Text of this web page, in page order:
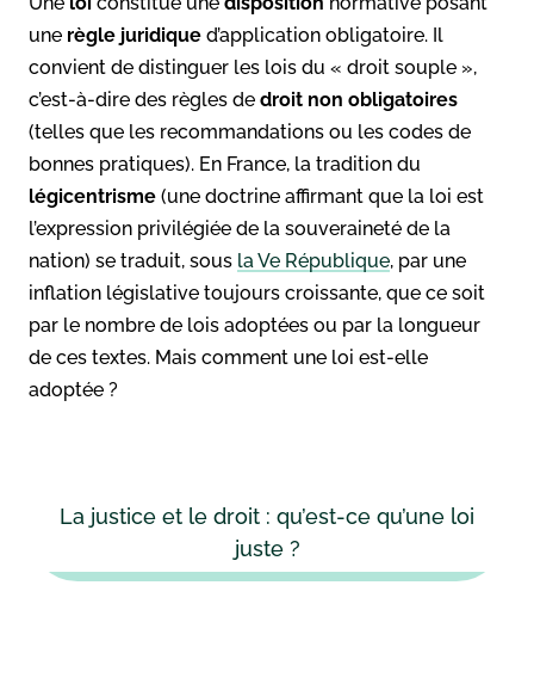
une règle juridique d’application obligatoire. Il
convient de distinguer les lois du « droit souple »,
c’est-à-dire des règles de droit non obligatoires
(telles que les recommandations ou les codes de
bonnes pratiques). En France, la tradition du
légicentrisme (une doctrine affirmant que la loi est
l’expression privilégiée de la souveraineté de la
nation) se traduit, sous la Ve République, par une
inflation législative toujours croissante, que ce soit
par le nombre de lois adoptées ou par la longueur
de ces textes. Mais comment une loi est-elle
adoptée ?
La justice et le droit : qu’est-ce qu’une loi
juste ?